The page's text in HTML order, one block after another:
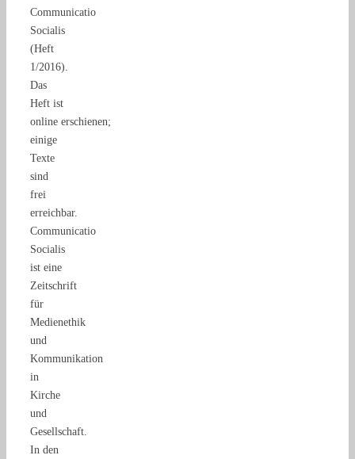
Communicatio
Socialis
(Heft
1/2016).
Das
Heft ist
online erschienen;
einige
Texte
sind
frei
erreichbar.
Communicatio
Socialis
ist eine
Zeitschrift
für
Medienethik
und
Kommunikation
in
Kirche
und
Gesellschaft.
In den